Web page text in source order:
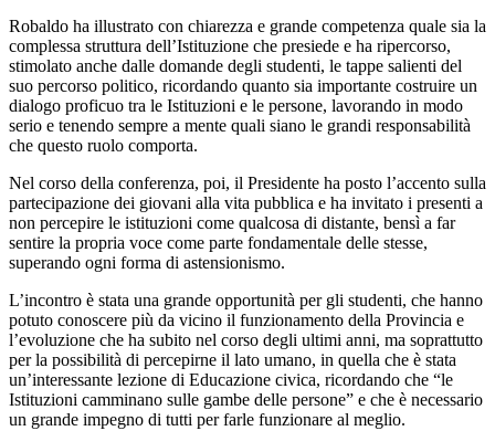
Robaldo ha illustrato con chiarezza e grande competenza quale sia la
complessa struttura dell’Istituzione che presiede e ha ripercorso,
stimolato anche dalle domande degli studenti, le tappe salienti del
suo percorso politico, ricordando quanto sia importante costruire un
dialogo proficuo tra le Istituzioni e le persone, lavorando in modo
serio e tenendo sempre a mente quali siano le grandi responsabilità
che questo ruolo comporta.
Nel corso della conferenza, poi, il Presidente ha posto l’accento sulla
partecipazione dei giovani alla vita pubblica e ha invitato i presenti a
non percepire le istituzioni come qualcosa di distante, bensì a far
sentire la propria voce come parte fondamentale delle stesse,
superando ogni forma di astensionismo.
L’incontro è stata una grande opportunità per gli studenti, che hanno
potuto conoscere più da vicino il funzionamento della Provincia e
l’evoluzione che ha subito nel corso degli ultimi anni, ma soprattutto
per la possibilità di percepirne il lato umano, in quella che è stata
un’interessante lezione di Educazione civica, ricordando che “le
Istituzioni camminano sulle gambe delle persone” e che è necessario
un grande impegno di tutti per farle funzionare al meglio.